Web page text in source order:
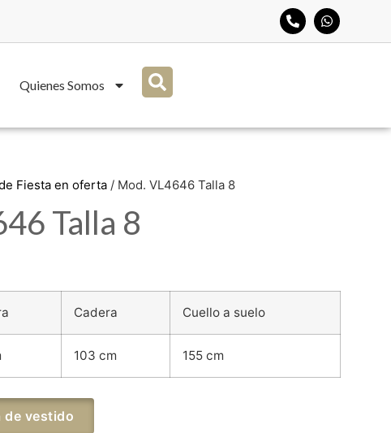
Quienes Somos
Fiesta en oferta / Mod. VL4646 Talla 8
Talla 8
Cadera Cuello a suelo
103 cm 155 cm
de vestido